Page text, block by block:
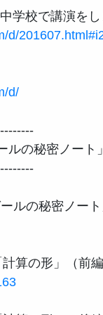
d/
d/
ルの秘密ノート」